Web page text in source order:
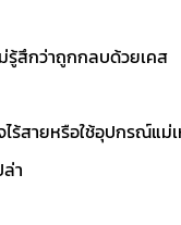
ม่รู้สึกว่าถูกกลบด้วยเคส
ร้สายหรือใช้อุปกรณ์แม่
า